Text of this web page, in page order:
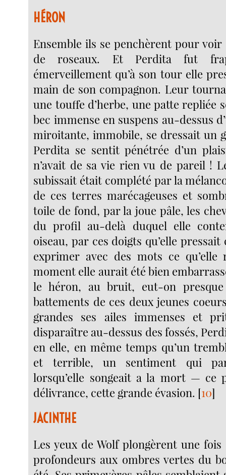
HÉRON
Ensemble ils se penchèrent pour
de roseaux. Et Perdita fut
émerveillement qu’à son tour elle
main de son compagnon. Leur
une touffe d’herbe, une patte repliée
bec immense en suspens au-dessus
miroitante, immobile, se dressait un
Perdita se sentit pénétrée d’un
n’avait de sa vie rien vu de pareil !
subissait était complété par la
de ces terres marécageuses et
toile de fond, par la joue pâle, les
du profil au-delà duquel elle
oiseau, par ces doigts qu’elle
exprimer avec des mots ce qu’elle
moment elle aurait été bien
le héron, au bruit, eut-on
battements de ces deux jeunes
grandes ses ailes immenses et
disparaître au-dessus des fossés,
en elle, en même temps qu’un
et terrible, un sentiment qui
lorsqu’elle songeait a la mort — ce
délivrance, cette grande évasion. [10]
JACINTHE
Les yeux de Wolf plongèrent une
profondeurs aux ombres vertes du